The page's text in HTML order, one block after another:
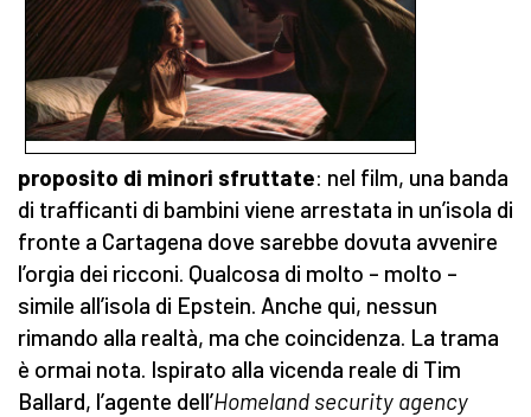
proposito di minori sfruttate: nel film, una banda
di trafficanti di bambini viene arrestata in un’isola di
fronte a Cartagena dove sarebbe dovuta avvenire
l’orgia dei ricconi. Qualcosa di molto – molto –
simile all’isola di Epstein. Anche qui, nessun
rimando alla realtà, ma che coincidenza. La trama
è ormai nota. Ispirato alla vicenda reale di Tim
Ballard, l’agente dell’Homeland security agency